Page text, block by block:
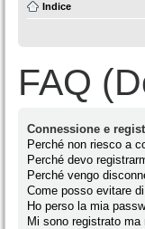
Indice
FAQ
Connessione e
Perché non riesco a
Perché devo
Perché vengo
Come posso evitare
Ho perso la mia
Mi sono registrato